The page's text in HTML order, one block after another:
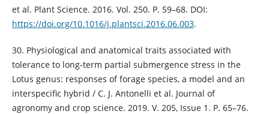
et al. Plant Science. 2016. Vol. 250. P. 59–68. DOI:
https://doi.org/10.1016/j.plantsci.2016.06.003.
30. Physiological and anatomical traits associated with
tolerance to long‐term partial submergence stress in the
Lotus genus: responses of forage species, a model and an
interspecific hybrid / C. J. Antonelli et al. Journal of
agronomy and crop science. 2019. V. 205, Issue 1. P. 65–76.